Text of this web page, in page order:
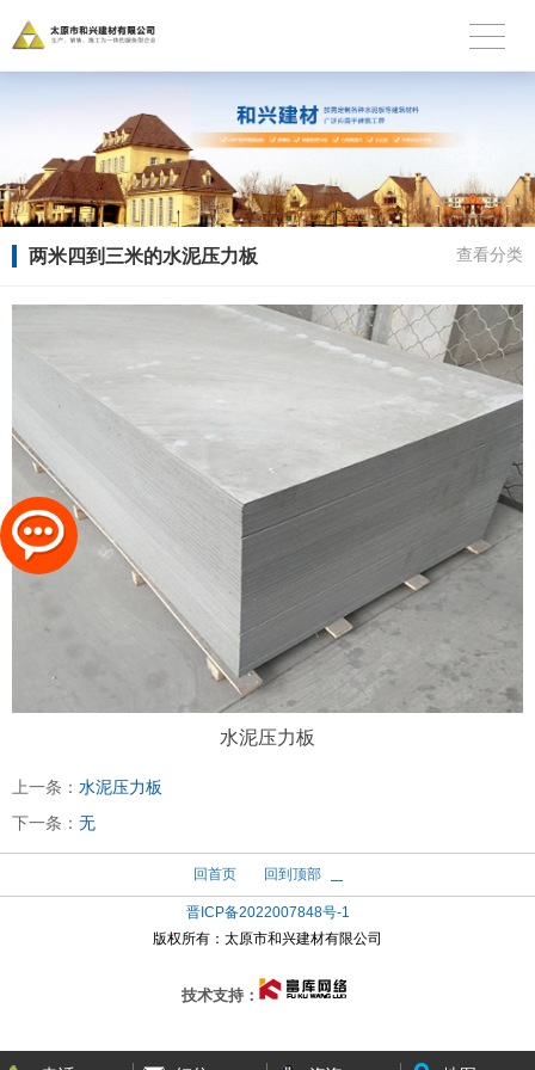
两米四到三米的水泥压力板 查看分类
水泥压力板
上一条： 水泥压力板
下一条： 无
回首页 回到顶部
晋ICP备2022007848号-1
版权所有： 太原市和兴建材有限公司
技术支持：